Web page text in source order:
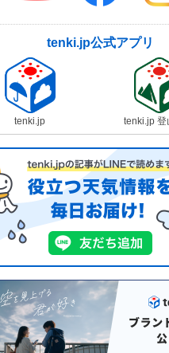
tenki.jp公式アプリ
tenki.jp tenki.jp 登